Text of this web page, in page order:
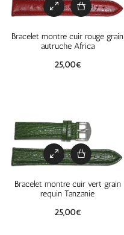
Bracelet montre cuir rouge grain
autruche Africa
25,00€
Bracelet montre cuir vert grain
requin Tanzanie
25,00€